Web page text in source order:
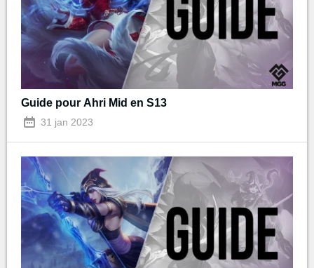
Guide pour Ahri Mid en S13
31 jan 2023